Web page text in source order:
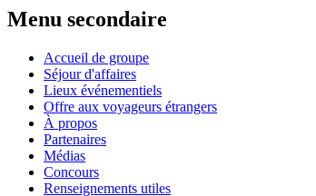
Menu secondaire
Accueil de groupe
Séjour d'affaires
Lieux événementiels
Offre aux voyageurs étrangers
À propos
Partenaires
Médias
Concours
Renseignements utiles